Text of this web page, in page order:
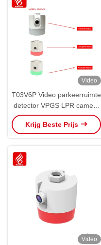
Video
T03V6P Video parkeerruimte
detector VPGS LPR camera
voertuig
Krijg Beste Prijs
Video